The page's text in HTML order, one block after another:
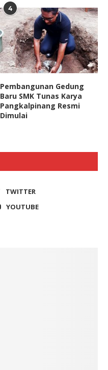
4
Pembangunan Gedung
Baru SMK Tunas Karya
Pangkalpinang Resmi
Dimulai
TWITTER
YOUTUBE